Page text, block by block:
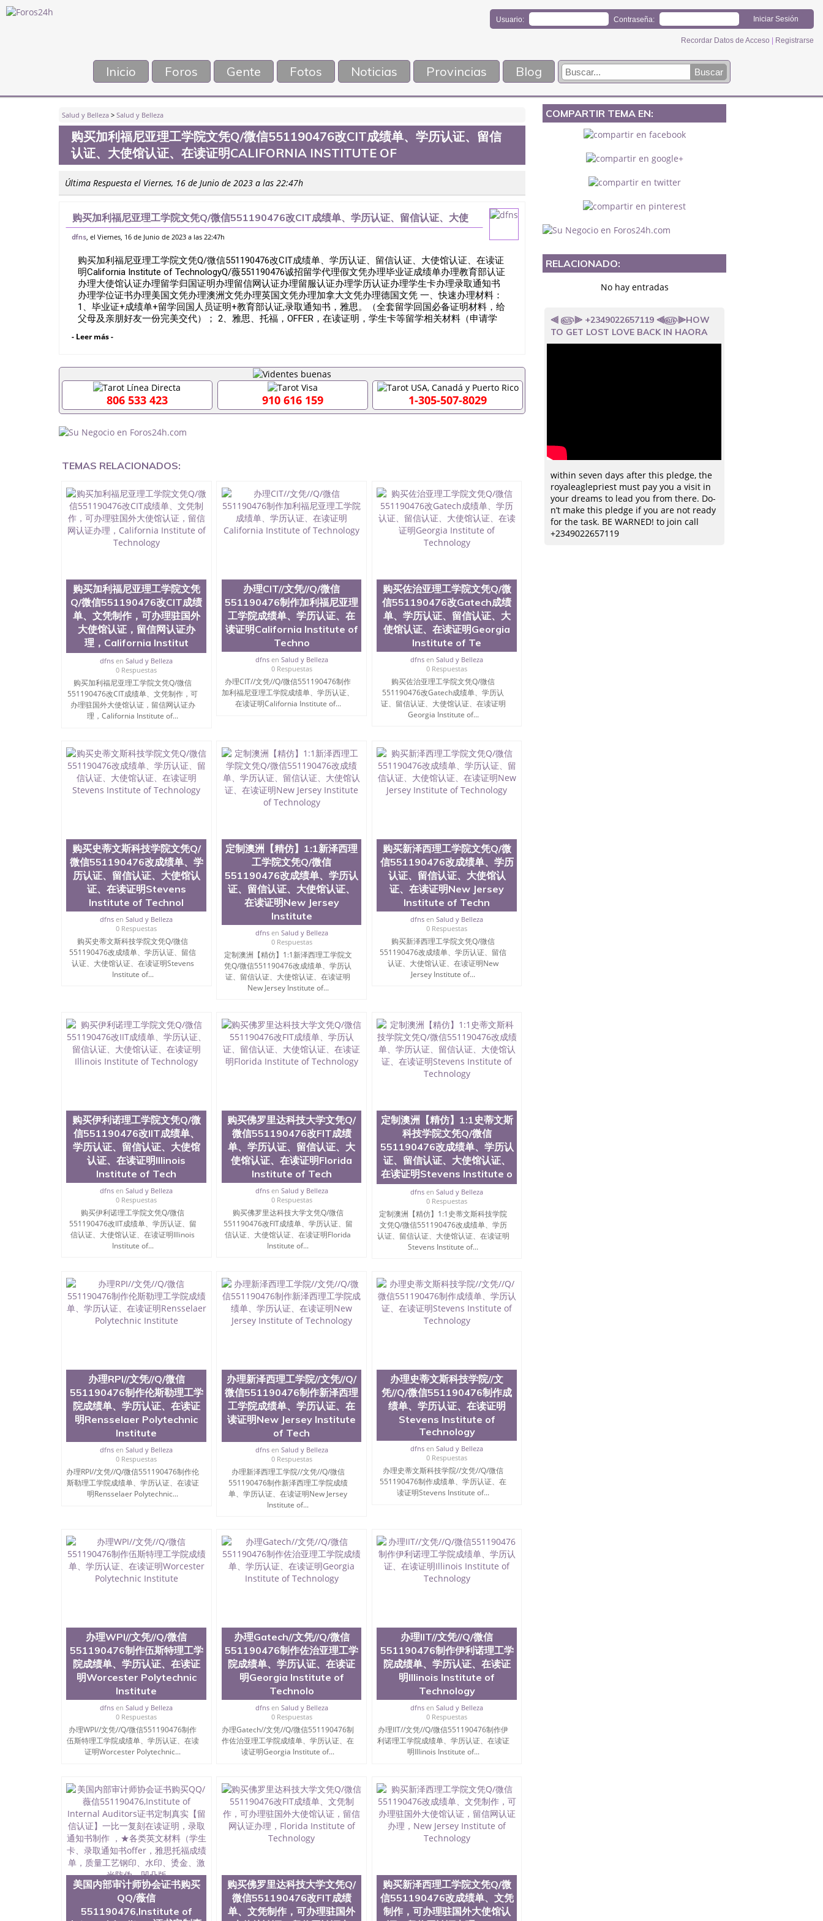
Usuario: Contraseña:
Recordar Datos de Acceso Registrarse
Inicio Foros Gente Fotos Noticias Provincias Blog
Salud y Belleza > Salud y Belleza
购买加利福尼亚理工学院文凭Q/微信551190476改CIT成绩单、学历认证、留信
认证、大使馆认证、在读证明CALIFORNIA INSTITUTE OF
Última Respuesta el Viernes, 16 de Junio de 2023 a las 22:47h
购买加利福尼亚理工学院文凭Q/微信551190476改CIT成绩单、学历认证、留信认证、大使
馆认证、在读证明California Institute of
dfns, el Viernes, 16 de Junio de 2023 a las 22:47h
购买加利福尼亚理工学院文凭Q/微信551190476改CIT成绩单、学历认证、留信认证、大使馆认证、在读证
明California Institute of TechnologyQ/薇551190476诚招留学代理假文凭办理毕业证成绩单办理教育部认证
办理大使馆认证办理留学归国证明办理留信网认证办理留服认证办理学历认证办理学生卡办理录取通知书
办理学位证书办理美国文凭办理澳洲文凭办理英国文凭办理加拿大文凭办理德国文凭 一、快速办理材料：
1、毕业证+成绩单+留学回国人员证明+教育部认证,录取通知书，雅思。（全套留学回国必备证明材料，给
父母及亲朋好友一份完美交代）； 2、雅思、托福，OFFER，在读证明，学生卡等留学相关材料（申请学
专业，学位，毕业时间都可以根据客户要求安排。 国内找工作假的毕业证可以用吗551190476假的毕业证
证会查吗551190476入职国企/事业单位需要些什么材料551190476办理假毕业证在国内能用吗, 挂科拿不到
毕业证怎么办, 毕业证丢了怎么办, 没有正常毕业怎么办理毕业证,没毕业可以办学历认证吗,您是否因为中途
辍学、挂科而没有正常毕业551190476您是否因为递交材料不齐而被拒之门外551190476您是否因没正常毕
业而导致回国得不到教育部认证在校挂科了不想读了,成绩不理想毕不了业怎么办551190476找工作没有文
凭怎么办,怎么办理本科/研究生文凭551190476如何办理本科/硕士毕业证551190476网上买文凭可靠吗
551190476怎么办理 外假毕业证551190476哪里可以制作美国毕业证551190476哪里可以办理澳洲毕业证
551190476假毕业证能查出来吗551190476假文凭网上能查到吗551190476 如何拿到国外毕业证QQ微信
551190476国外毕业证外壳定制QQ微信551190476快速代办国外毕业证QQ微信551190476快速拿到国外文
凭QQ微信551190476国外留学文凭认证QQ微信551190476国外文凭回国认证QQ微信551190476泰国文凭办
理QQ微信551190476法国留学回国证明QQ微信551190476 国外烫金照片QQ微信551190476外国文凭在中国
有用吗QQ微信551190476德国留学回国证明QQ微信551190476爱尔兰留学回国证明QQ微信551190476国外
硕士文凭办理QQ微信551190476 网上买文凭可靠吗QQ微信551190476买国外文凭质量QQ微信551190476国
外本科毕业证怎么办理QQ微信551190476国外大学文凭真制作QQ微信551190476办国外文凭可找工作QQ微
文凭可信吗QQ微信551190476学士学位证书查询机构QQ微信551190476 国外资格证书办理QQ微信
551190476如何办理学历认证QQ微信551190476海外文凭认证办理QQ微信551190476 圣何塞州立大学
（San Jose State University, 又译为“圣荷西州立大学”）成立于1857年，简称SJSU，是加州历史悠久的大
学之一，也是美西地区的公立大学之一。位于圣何塞市San Jose中心，占地154公顷。它是一所位于加利
福尼亚州的著名综合性公立大学，它以极高的就业率，全美名列前茅的毕业薪资，浓厚的多元化学术氛
围，杰出的本科教育质量，被《福克斯》杂志评选为全美50强公立综合性大学，每年有来自世界各地的成
百上千的海外学生前往求学。 至今，这是一所在世界上享有学术地位、声誉、实习机会和影响力的高等教
育机构，并获誉为美国本科教育质量的核心代表。其计算机系与会计系更是在当今美国大学教学排名中表
现优异。其毕业生大多可以在其所处地域的世界硅谷中心得到工作机会。许多硅谷公司甚至在学生大三和
大四的学期提供许多相应科系的实习机会。无论是加州大学系统(UC)，还是加州州立大学系统(CSU), 圣何
塞州立大学都占据着加州所有大学中的地理位置。 圣何塞州立大学座落于硅谷(Silicon Valley), 于附近的旧
金山-圣何塞地区为全美的重要科技中心。约有学生三万人，超过134种学士学科和65个硕士学科，并有来
究与学习。 二、办理流程： 1、收集客户办理信息； 2、客户付定金下单； 3、公司确认到账转制作点做电
子图； 4、电子图做好发给客户确认； 5、电子图确认好转成品部做成品； 6、成品做好拍照或者视频确认
再付余款； 7、快递给客户（国内顺丰，国外DHL）。 三、真实网上可查的证明材料 1、教育部学历学位认
证，留服真实存档可查，存档。 2、留学回国人员证明（使馆认证），使馆网站真实存档可查。 3、留信网
真实可查认证办理，存档可查，终身受用。 四、办理流程农业科学院、艺术与建筑学院、商学院、交流学
院、地球及物质科学院、教育学院、工程学院、健康与人类发展学院、信息工程与科学学院、人文学院、
程、经济、医学、护理、文学、音乐、生物学、统计学、美术、电子工程、天文学、农业、环境污染控
制、历史、电气工程、生物工程、建筑设计、工商管理、材料科学、机械工程、航天工程、土木工程、数
学、化学、英语、社会科学、心理学、戏剧、市场营销、机械工程、计算机科学、物理学、人工智能、商
科、金融专业 1、客户提供相关材料，确定客户办理信息，给出操作方案； 2、补充毕业证成绩单等相关材
料； 3、留服注册申请账号，付定金； 4、预约递交时间，公司人员陪同客户本人一起去留服递交材料；
5、等待结果，完成结果书留服直接邮寄给客户 6、客户确认收到结果，付余款。 我们对海外大学及学院的
毕业证成绩单所使用的材料，尺寸大小，防伪结构（包括：水印，阴影底纹，钢印LOGO烫金烫银，LOGO
烫金烫银复合重叠。 文字图案浮雕，激光镭射，紫外荧光，温感，复印防伪）都有原版本文凭对照。质量
得到了广大海外客户群体的认可，同时和海外学校留学中介， 同时能做到与时俱进，及时掌握各大院校的
（毕业证，成绩单，资格证，学生卡，结业证，录取通知书，在读证明等相关材料）的版本更新信息， 能
够在时间掌握的海外学历文凭的样版，尺寸大小，纸张材质，防伪技术等等，并在时间收集到原版实物，
以求达到客户的需求。 我们的优势： 我们在保证合理定价的同时，坚持较高性价比，通过品质和效率不断
优化，为您倾情诠释什么是高性价比。 咨询顾问：Sam q/微信:551190476 Q/微信:551190476办理毕业证
成绩单、教育部认证,录取通知书，雅思，留学回国证明.
文凭、假文凭假毕业证假学历书制作、假制作、办理、仿制学位证书、毕业证文凭、文凭毕业证、毕业证
认证、留服认证、使馆认证、使馆证明、使馆留学回国人员证明、留学生认证、学历认证、文凭认证学位
认证、留学生学历认证、留学生学位认证、英国文凭学历、美国文凭学历、澳洲文凭学历、加拿大文凭学
历、新西兰学历认证等q:551190476 微信：551190476 圣何塞州立大学毕业证（San Jose State
University）圣何塞州立大学毕业证（San Jose State University）圣何塞州立大学毕业证（San Jose State
University）圣何塞州立大学（ San Jose State University）圣何塞州立大学（San Jose State University）
圣何塞州立大学文凭（San Jose State University）圣何塞州立大学文凭（San Jose State University）文凭
圣何塞州立大学文凭（San Jose State University）圣何塞州立大学学历（ San Jose State University）圣何
塞州立大学学历（San Jose State University）圣何塞州立大学学历（San Jose State University）圣 塞州立
大学学历（San Jose State University）圣何塞州立大学（San Jose State University）圣何塞州立大学
（San Jose State University）圣何塞州立大学（San Jose State University）圣何塞州立大学（San Jose
State University）圣何塞州立大学学位证（San Jose State University）圣何塞州立大学学位证（San Jose
State University）圣何塞州立大学学位证（San Jose State University）圣何塞州立大学（San Jose State
University）圣何塞州立大学（San Jose State University）圣何塞州立大学（San Jose State University）圣
何塞州立大学（San Jose State University）圣何塞州立大学学位证（San Jose State University）圣何塞州
立大学学位证（San Jose State University）圣何塞州立大学结业证（San Jose State University）圣何塞州
立大学结业证（San Jose State University）圣何塞州立大学结业证（San Jose State University）圣何塞州
塞州立大学学历证书（San Jose State University）澳洲读书未毕业找人做文凭学位qq微信551190476澳洲
读CQU中央昆士兰大学学历 绩单购买学位证书/澳洲读本科硕士做文凭/购买澳洲大学毕业证成绩单假文凭
学历offieUniversityofSouthernQueensland 澳洲读书未毕业找人做文凭学位qq微信551190476澳洲读CQU中
央昆士兰大学学历成绩单购买学位证书/澳洲读本科硕士做文凭/购买澳洲大学毕业证成绩单假文凭学历购
买加利福尼亚理工学院文凭Q/微信551190476改CIT成绩单、学历认证、留信认证、大使馆认证、在读证明
- Leer más -
806 533 423 910 616 159 1-305-507-8029
TEMAS RELACIONADOS:
购买加利福尼亚理工学院文凭
Q/微信551190476改CIT成绩
单、文凭制作，可办理驻国外
大使馆认证，留信网认证办
理，California Institut
dfns enSalud y Belleza
0 Respuestas
购买加利福尼亚理工学院文凭Q/微信
551190476改CIT成绩单、文凭制作，可
办理驻国外大使馆认证，留信网认证办
理，California Institute of...
办理CIT//文凭//Q/微信
551190476制作加利福尼亚理
工学院成绩单、学历认证、在
读证明California Institute of
Techno
dfnsen Salud y Belleza
0 Respuestas
办理CIT//文凭//Q/微信551190476制作
加利福尼亚理工学院成绩单、学历认证、
在读证明California Institute of...
购买佐治亚理工学院文凭Q/微
信551190476改Gatech成绩
单、学历认证、留信认证、大
使馆认证、在读证明Georgia
Institute of Te
dfns enSalud y Belleza
0 Respuestas
购买佐治亚理工学院文凭Q/微信
551190476改Gatech成绩单、学历认
证、留信认证、大使馆认证、在读证明
Georgia Institute of...
购买史蒂文斯科技学院文凭Q/
微信551190476改成绩单、学
历认证、留信认证、大使馆认
证、在读证明Stevens
Institute of Technol
dfns enSalud y Belleza
0 Respuestas
购买史蒂文斯科技学院文凭Q/微信
551190476改成绩单、学历认证、留信
认证、大使馆认证、在读证明Stevens
Institute of...
定制澳洲【精仿】1:1新泽西理
工学院文凭Q/微信
551190476改成绩单、学历认
证、留信认证、大使馆认证、
在读证明New Jersey
Institute
dfnsen Salud y Belleza
0 Respuestas
定制澳洲【精仿】1:1新泽西理工学院文
凭Q/微信551190476改成绩单、学历认
证、留信认证、大使馆认证、在读证明
New Jersey Institute of...
购买新泽西理工学院文凭Q/微
信551190476改成绩单、学历
认证、留信认证、大使馆认
证、在读证明New Jersey
Institute of Techn
dfns enSalud y Belleza
0 Respuestas
购买新泽西理工学院文凭Q/微信
551190476改成绩单、学历认证、留信
认证、大使馆认证、在读证明New
Jersey Institute of...
购买伊利诺理工学院文凭Q/微
信551190476改IIT成绩单、
学历认证、留信认证、大使馆
认证、在读证明Illinois
Institute of Tech
dfns enSalud y Belleza
0 Respuestas
购买伊利诺理工学院文凭Q/微信
551190476改IIT成绩单、学历认证、留
信认证、大使馆认证、在读证明Illinois
Institute of...
购买佛罗里达科技大学文凭Q/
微信551190476改FIT成绩
单、学历认证、留信认证、大
使馆认证、在读证明Florida
Institute of Tech
dfnsen Salud y Belleza
0 Respuestas
购买佛罗里达科技大学文凭Q/微信
551190476改FIT成绩单、学历认证、留
信认证、大使馆认证、在读证明Florida
Institute of...
定制澳洲【精仿】1:1史蒂文斯
科技学院文凭Q/微信
551190476改成绩单、学历认
证、留信认证、大使馆认证、
在读证明Stevens Institute o
dfns enSalud y Belleza
0 Respuestas
定制澳洲【精仿】1:1史蒂文斯科技学院
文凭Q/微信551190476改成绩单、学历
认证、留信认证、大使馆认证、在读证明
Stevens Institute of...
办理RPI//文凭//Q/微信
551190476制作伦斯勒理工学
院成绩单、学历认证、在读证
明Rensselaer Polytechnic
Institute
dfns enSalud y Belleza
0 Respuestas
办理RPI//文凭//Q/微信551190476制作伦
斯勒理工学院成绩单、学历认证、在读证
明Rensselaer Polytechnic...
办理新泽西理工学院//文凭//Q/
微信551190476制作新泽西理
工学院成绩单、学历认证、在
读证明New Jersey Institute
of Tech
dfnsen Salud y Belleza
0 Respuestas
办理新泽西理工学院//文凭//Q/微信
551190476制作新泽西理工学院成绩
单、学历认证、在读证明New Jersey
Institute of...
办理史蒂文斯科技学院//文
凭//Q/微信551190476制作成
绩单、学历认证、在读证明
Stevens Institute of
Technology
dfns enSalud y Belleza
0 Respuestas
办理史蒂文斯科技学院//文凭//Q/微信
551190476制作成绩单、学历认证、在
读证明Stevens Institute of...
办理WPI//文凭//Q/微信
551190476制作伍斯特理工学
院成绩单、学历认证、在读证
明Worcester Polytechnic
Institute
dfns enSalud y Belleza
0 Respuestas
办理WPI//文凭//Q/微信551190476制作
伍斯特理工学院成绩单、学历认证、在读
证明Worcester Polytechnic...
办理Gatech//文凭//Q/微信
551190476制作佐治亚理工学
院成绩单、学历认证、在读证
明Georgia Institute of
Technolo
dfnsen Salud y Belleza
0 Respuestas
办理Gatech//文凭//Q/微信551190476制
作佐治亚理工学院成绩单、学历认证、在
读证明Georgia Institute of...
办理IIT//文凭//Q/微信
551190476制作伊利诺理工学
院成绩单、学历认证、在读证
明Illinois Institute of
Technology
dfns enSalud y Belleza
0 Respuestas
办理IIT//文凭//Q/微信551190476制作伊
利诺理工学院成绩单、学历认证、在读证
明Illinois Institute of...
美国内部审计师协会证书购买
QQ/薇信
551190476,Institute of
购买佛罗里达科技大学文凭Q/
微信551190476改FIT成绩
单、文凭制作，可办理驻国外
购买新泽西理工学院文凭Q/微
信551190476改成绩单、文凭
制作，可办理驻国外大使馆认
COMPARTIR TEMA EN:
RELACIONADO:
No hay entradas
⫷ ௵⫸ +2349022657119 ⫷௵⫸HOW
TO GET LOST LOVE BACK IN HAORA
with­in seven days after this pledg­e, the
royaleaglepriest must pay you a visit in
your dream­s to lead you from there­. Do­
n’t make this pledg­e if you are not ready
for the task.­ BE WARNE­D! to join call
+2349022657119